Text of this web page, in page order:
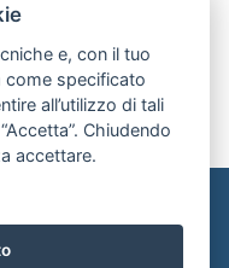
e, con il tuo
come specificato
all’utilizzo di tali
Chiudendo
accettare.